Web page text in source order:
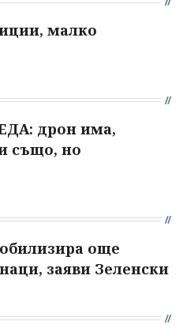
малко
дрон има,
също, но
още
заяви Зеленски